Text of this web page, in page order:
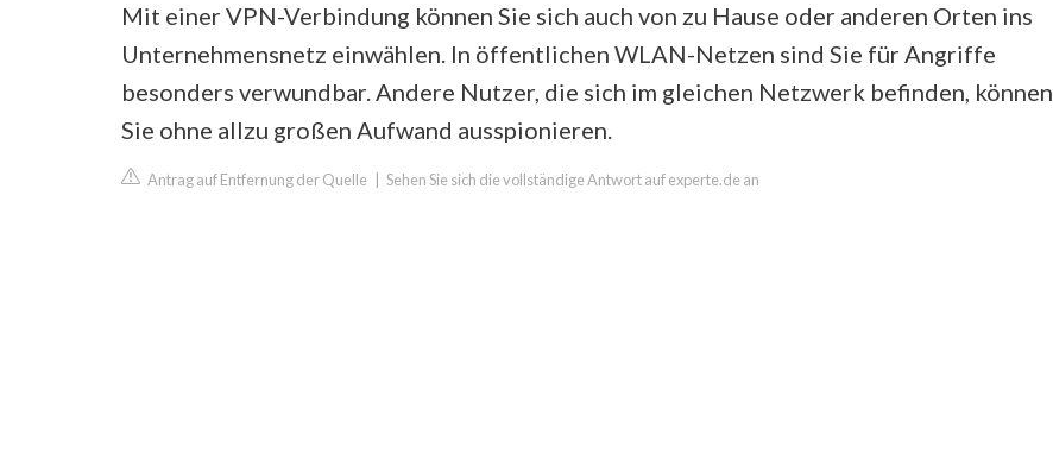
Mit einer VPN-Verbindung können Sie sich auch von zu Hause oder anderen Orten ins
Unternehmensnetz einwählen. In öffentlichen WLAN-Netzen sind Sie für Angriffe
besonders verwundbar. Andere Nutzer, die sich im gleichen Netzwerk befinden, können
Sie ohne allzu großen Aufwand ausspionieren.
Antrag auf Entfernung der Quelle Sehen Sie sich die vollständige Antwort auf experte.de an